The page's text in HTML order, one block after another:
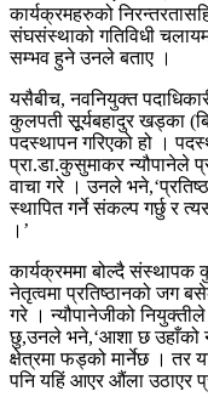
कार्यक्रमहरुको
संघसंस्थाको गतिविधी
सम्भव हुने उनले बताए ।
यसैबीच, नवनियुक्त
कुलपती सूूर्यबहादुर खड्का
पदस्थापन गरिएको हो ।
प्रा.डा.कुसुमाकर न्यौपानेले
वाचा गरे । उनले
स्थापित गर्ने संकल्प गर्छु र
।’
कार्यक्रममा बोल्दै संस्थापक
नेतृत्वमा प्रतिष्ठानको जग
गरे । न्यौपानेजीको
छु,उनले भने,‘आशा छ उहाँको
क्षेत्रमा फड्को मार्नेछ । तर
पनि यहिं आएर औंला उठाएर